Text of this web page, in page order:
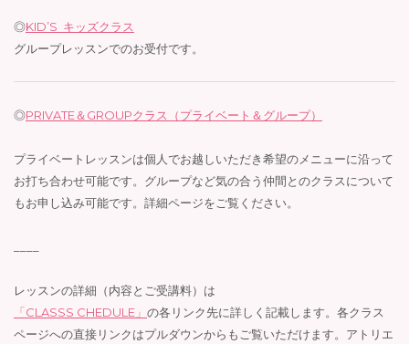
◎KID’S キッズクラス
グループレッスンでのお受付です。
◎PRIVATE＆GROUPクラス（プライベート＆グループ）
プライベートレッスンは個人でお越しいただき希望のメニューに沿って
お打ち合わせ可能です。グループなど気の合う仲間とのクラスについて
もお申し込み可能です。詳細ページをご覧ください。
レッスンの詳細（内容とご受講料）は
「CLASSS CHEDULE」 の各リンク先に詳しく記載します。各クラス
ページへの直接リンクはプルダウンからもご覧いただけます。アトリエ